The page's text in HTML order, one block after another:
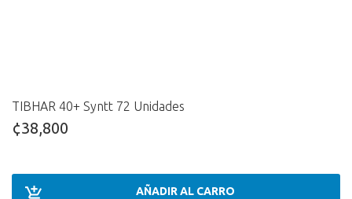
TIBHAR 40+ Syntt 72 Unidades
¢38,800
AÑADIR AL CARRO